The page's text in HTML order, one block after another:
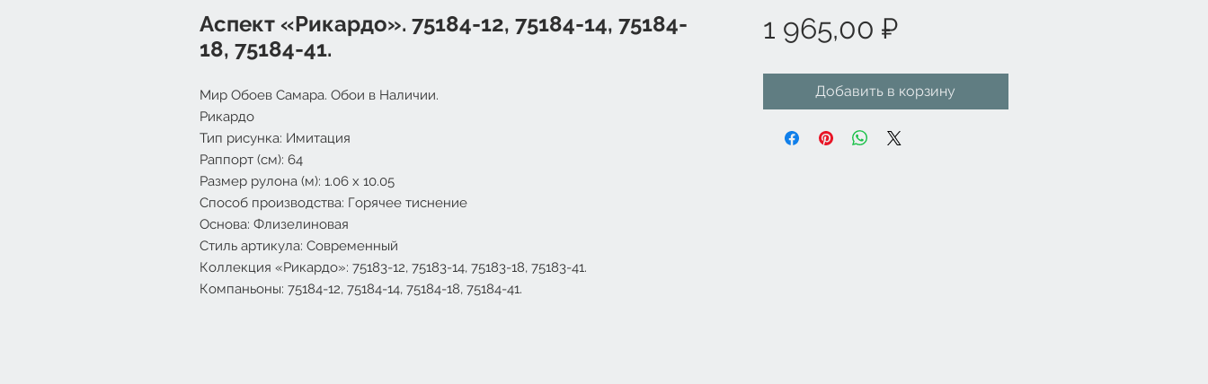
Аспект «Рикардо». 75184-12, 75184-14, 75184-
18, 75184-41.
Мир Обоев Самара. Обои в Наличии.
Рикардо
Тип рисунка: Имитация
Раппорт (см): 64
Размер рулона (м): 1.06 x 10.05
Способ производства: Горячее тиснение
Основа: Флизелиновая
Стиль артикула: Современный
Коллекция «Рикардо»: 75183-12, 75183-14, 75183-18, 75183-41.
Компаньоны: 75184-12, 75184-14, 75184-18, 75184-41.
1 965,00 ₽Цена
Добавить в корзину